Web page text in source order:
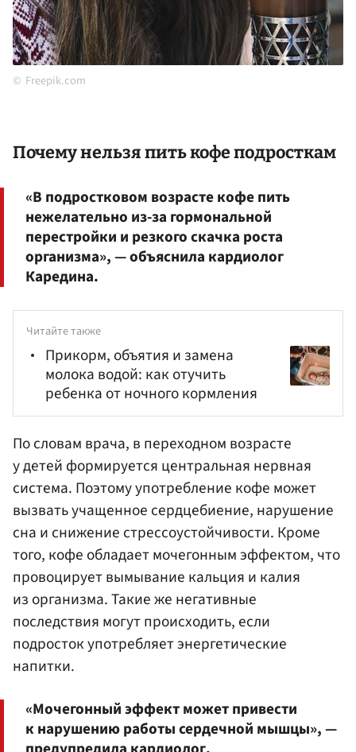
Freepik.com
Почему нельзя пить кофе подросткам
«В подростковом возрасте кофе пить
нежелательно из-за гормональной
перестройки и резкого скачка роста
организма», — объяснила кардиолог
Каредина.
Читайте также
Прикорм, объятия и замена
молока водой: как отучить
ребенка от ночного кормления
По словам врача, в переходном возрасте
у детей формируется центральная нервная
система. Поэтому употребление кофе может
вызвать учащенное сердцебиение, нарушение
сна и снижение стрессоустойчивости. Кроме
того, кофе обладает мочегонным эффектом, что
провоцирует вымывание кальция и калия
из организма. Такие же негативные
последствия могут происходить, если
подросток употребляет энергетические
напитки.
«Мочегонный эффект может привести
к нарушению работы сердечной мышцы», —